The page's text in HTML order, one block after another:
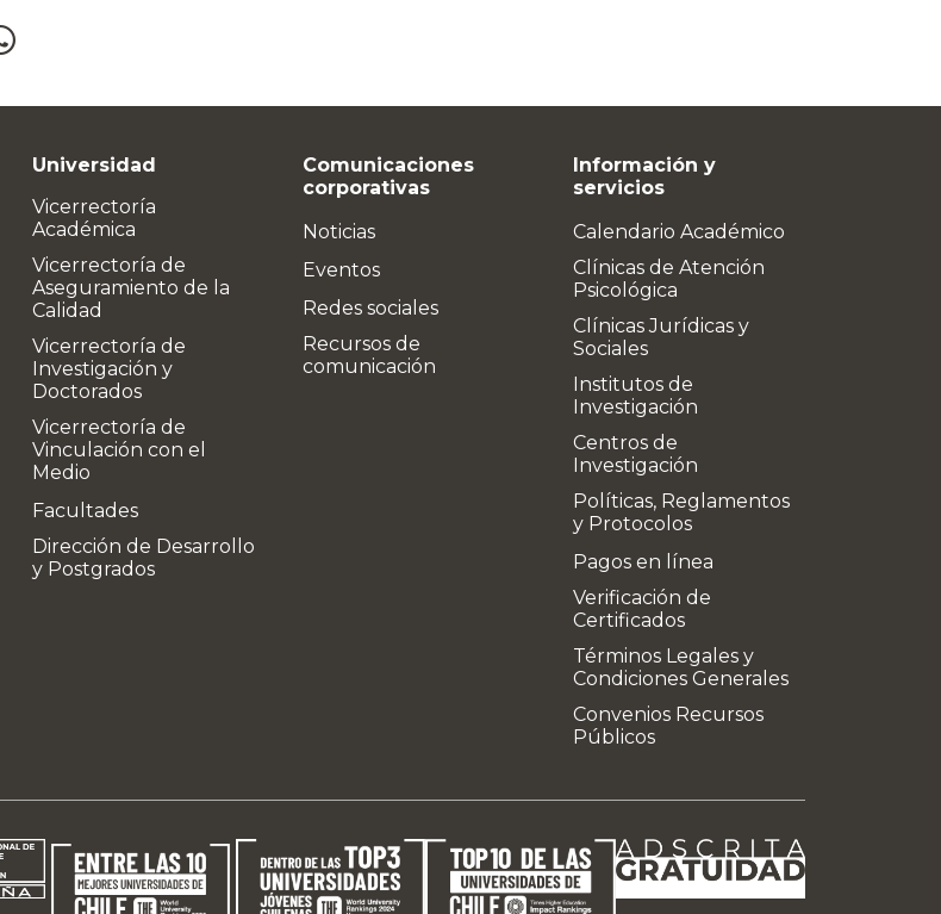
Universidad
Vicerrectoría
Académica
Vicerrectoría de
Aseguramiento de la
Calidad
Vicerrectoría de
Investigación y
Doctorados
Vicerrectoría de
Vinculación con el
Medio
Facultades
Dirección de Desarrollo
y Postgrados
Comunicaciones
corporativas
Noticias
Eventos
Redes sociales
Recursos de
comunicación
Información y
servicios
Calendario Académico
Clínicas de Atención
Psicológica
Clínicas Jurídicas y
Sociales
Institutos de
Investigación
Centros de
Investigación
Políticas, Reglamentos
y Protocolos
Pagos en línea
Verificación de
Certificados
Términos Legales y
Condiciones Generales
Convenios Recursos
Públicos